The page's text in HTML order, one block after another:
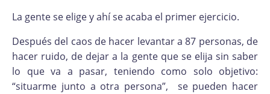
La gente se elige y ahí se acaba el primer ejercicio.
Después del caos de hacer levantar a 87 personas, de
hacer ruido, de dejar a la gente que se elija sin saber
lo que va a pasar, teniendo como solo objetivo:
“situarme junto a otra persona”, se pueden hacer